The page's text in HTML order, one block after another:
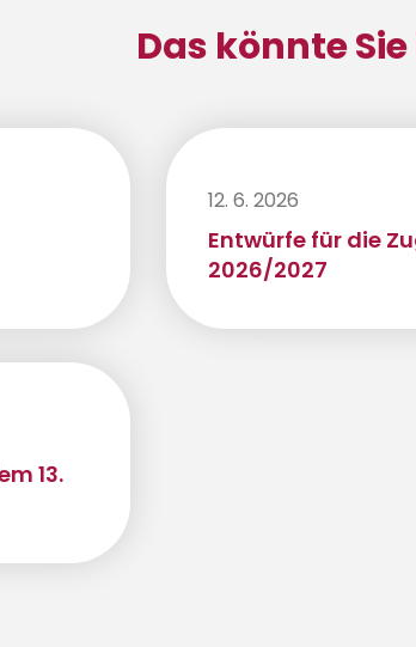
Das könnte
12. 6. 2026
Entwürfe für die
2026/2027
13.